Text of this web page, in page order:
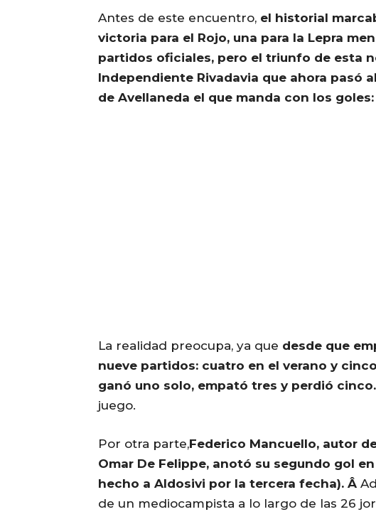
Antes de este encuentro, el historial
victoria para el Rojo, una para la Lepra
partidos oficiales, pero el triunfo de esta
Independiente Rivadavia que ahora pasó
de Avellaneda el que manda con los
La realidad preocupa, ya que desde que
nueve partidos: cuatro en el verano y
ganó uno solo, empató tres y perdió cinco.
juego.
Por otra parte,Federico Mancuello, autor
Omar De Felippe, anotó su segundo gol
hecho a Aldosivi por la tercera fecha). Â
de un mediocampista a lo largo de las 26